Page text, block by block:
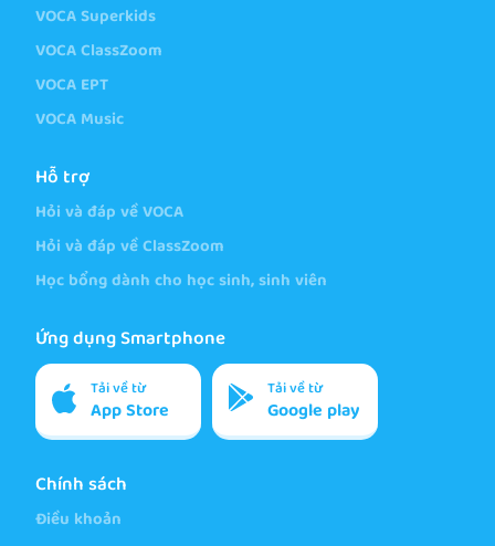
VOCA Superkids
VOCA ClassZoom
VOCA EPT
VOCA Music
Hỗ trợ
Hỏi và đáp về VOCA
Hỏi và đáp về ClassZoom
Học bổng dành cho học sinh, sinh viên
Ứng dụng Smartphone
Tải về từ
App Store
Tải về từ
Google play
Chính sách
Điều khoản